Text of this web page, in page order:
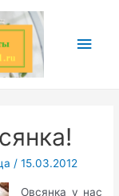
/15.03.2012
Овсянка у нас